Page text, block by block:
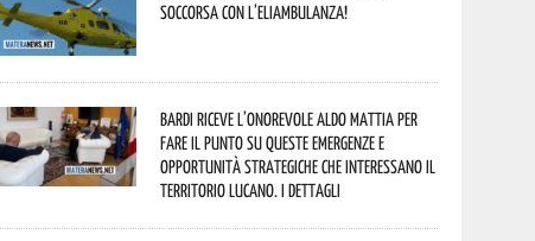
soccorsa con l’eliambulanza!
Bardi riceve l’onorevole Aldo Mattia per
fare il punto su queste emergenze e
opportunità strategiche che interessano il
territorio lucano. I dettagli